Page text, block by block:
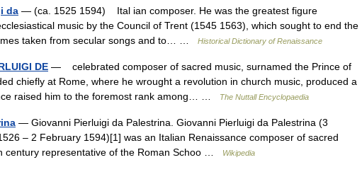
da — (ca. 1525 1594) Ital ian composer. He was the greatest figure
music by the Council of Trent (1545 1563), which sought to end the
taken from secular songs and to… …
Historical Dictionary of Renaissance
DE — celebrated composer of sacred music, surnamed the Prince of
chiefly at Rome, where he wrought a revolution in church music, produced a
raised him to the foremost rank among… …
The Nuttall Encyclopaedia
— Giovanni Pierluigi da Palestrina. Giovanni Pierluigi da Palestrina (3
– 2 February 1594)[1] was an Italian Renaissance composer of sacred
century representative of the Roman Schoo …
Wikipedia